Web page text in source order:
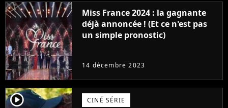
Miss France 2024 : la gagnante
déjà annoncée ! (Et ce n'est pas
un simple pronostic)
14 décembre 2023
player2 CINÉ SÉRIE